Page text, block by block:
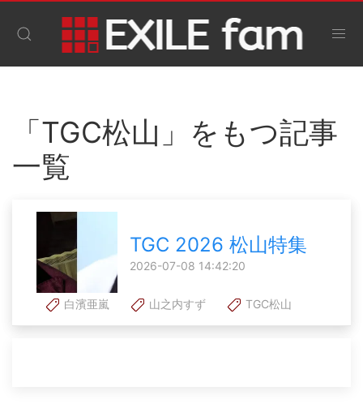
「TGC松山」をもつ記事
一覧
TGC 2026 松山特集
2026-07-08 14:42:20
白濱亜嵐 山之内すず TGC松山